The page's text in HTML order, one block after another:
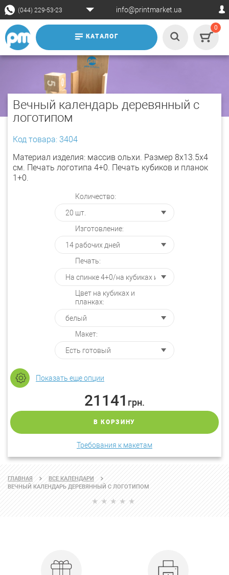
(044) 229-53-23 info@printmarket.ua
КАТАЛОГ
0
Вечный календарь деревянный с
логотипом
Код товара: 3404
Материал изделия: массив ольхи. Размер 8х13.5х4
см. Печать логотипа 4+0. Печать кубиков и планок
1+0.
Количество:
Изготовление:
Печать:
Цвет на кубиках и
планках:
Макет:
Показать еще опции
21141 грн.
В КОРЗИНУ
Требования к макетам
ГЛАВНАЯ
ВСЕ КАЛЕНДАРИ
ВЕЧНЫЙ КАЛЕНДАРЬ ДЕРЕВЯННЫЙ С ЛОГОТИПОМ